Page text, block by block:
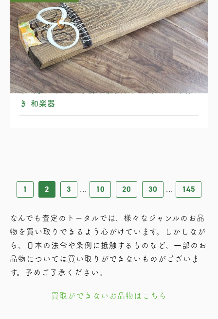
琴（箏）十三絃 子持ち綾杉彫り くり甲 油単付
き 和楽器
1 2 3 ... 10 20 30 ... 145
なんでも査定のトータルでは、様々なジャンルのお品
物を買い取りできるよう⼼がけています。しかしなが
ら、⽇本の法令や条例に抵触するものなど、⼀部のお
品物については買い取りができないものがございま
す。予めご了承ください。
買取ができないお品物はこちら